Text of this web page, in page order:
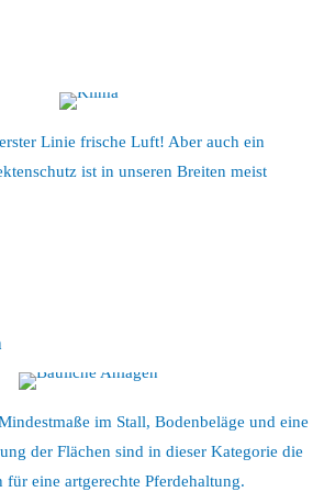
Linie frische Luft! Aber auch ein
ist in unseren Breiten meist
im Stall, Bodenbeläge und eine
der Flächen sind in dieser Kategorie die
eine artgerechte Pferdehaltung.